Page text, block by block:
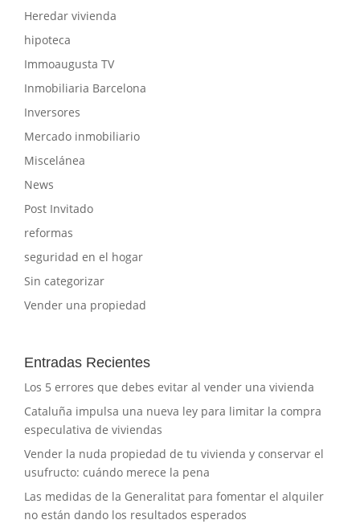
Heredar vivienda
hipoteca
Immoaugusta TV
Inmobiliaria Barcelona
Inversores
Mercado inmobiliario
Miscelánea
News
Post Invitado
reformas
seguridad en el hogar
Sin categorizar
Vender una propiedad
Entradas Recientes
Los 5 errores que debes evitar al vender una vivienda
Cataluña impulsa una nueva ley para limitar la compra
especulativa de viviendas
Vender la nuda propiedad de tu vivienda y conservar el
usufructo: cuándo merece la pena
Las medidas de la Generalitat para fomentar el alquiler
no están dando los resultados esperados